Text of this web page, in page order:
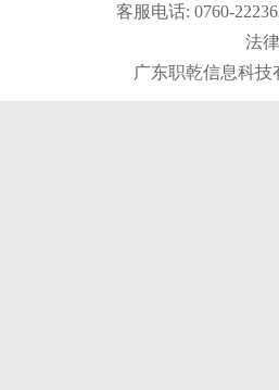
客服电话: 0760-
法
广东职乾信息科